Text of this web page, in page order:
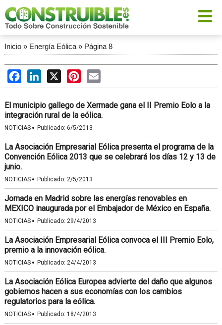
Inicio» Energía Eólica» Página 8
FacebookLinkedIn
X PinterestEmail
El municipio gallego de Xermade gana el II Premio Eolo a la
integración rural de la eólica.
NOTICIAS · Publicado: 6/5/2013
La Asociación Empresarial Eólica presenta el programa de la
Convención Eólica 2013 que se celebrará los días 12 y 13 de
junio.
NOTICIAS · Publicado: 2/5/2013
Jornada en Madrid sobre las energías renovables en
MEXICO inaugurada por el Embajador de México en España.
NOTICIAS · Publicado: 29/4/2013
La Asociación Empresarial Eólica convoca el III Premio Eolo,
premio a la innovación eólica.
NOTICIAS · Publicado: 24/4/2013
La Asociación Eólica Europea advierte del daño que algunos
gobiernos hacen a sus economías con los cambios
regulatorios para la eólica.
NOTICIAS · Publicado: 18/4/2013